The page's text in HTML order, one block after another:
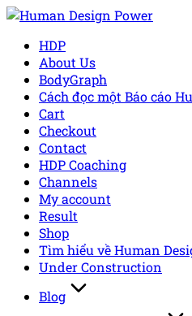
Skip
contentHDP
About Us
BodyGraph
Cách đọc một Báo cáo
Cart
Checkout
Contact
HDP Coaching
Channels
My account
Result
Shop
Tìm hiểu về Human
Under Construction
Blog